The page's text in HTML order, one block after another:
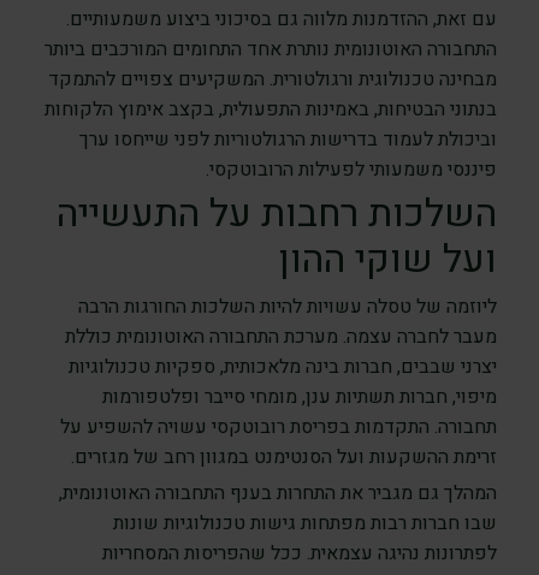
עם זאת, ההזדמנות מלווה גם בסיכוני ביצוע משמעותיים.
התחבורה האוטונומית נותרת אחד התחומים המורכבים ביותר
מבחינה טכנולוגית ורגולטורית. המשקיעים צפויים להתמקד
בנתוני הבטיחות, באמינות התפעולית, בקצב אימוץ הלקוחות
וביכולת לעמוד בדרישות הרגולטוריות לפני שייחסו ערך
פיננסי משמעותי לפעילות הרובוטקסי.
השלכות רחבות על התעשייה
ועל שוקי ההון
ליוזמה של טסלה עשויות להיות השלכות החורגות הרבה
מעבר לחברה עצמה. מערכת התחבורה האוטונומית כוללת
יצרני שבבים, חברות בינה מלאכותית, ספקיות טכנולוגיות
מיפוי, חברות תשתיות ענן, מומחי סייבר ופלטפורמות
תחבורה. התקדמות בפריסת רובוטקסי עשויה להשפיע על
זרימת ההשקעות ועל הסנטימנט במגוון רחב של מגזרים.
המהלך גם מגביר את התחרות בענף התחבורה האוטונומית,
שבו חברות רבות מפתחות גישות טכנולוגיות שונות
לפתרונות נהיגה עצמאית. ככל שהפריסות המסחריות